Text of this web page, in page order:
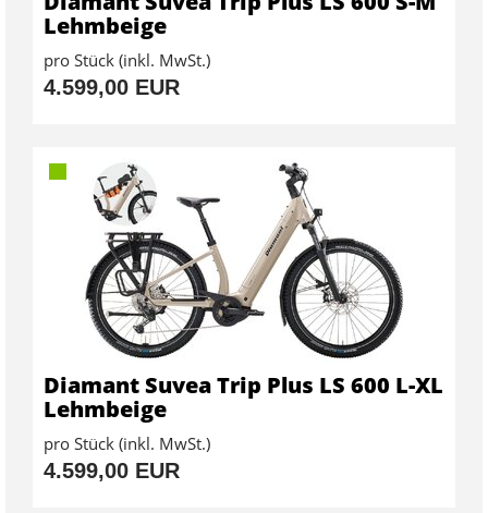
Lehmbeige
pro Stück (inkl. MwSt.)
4.599,00 EUR
Diamant Suvea Trip Plus LS 600 L-XL
Lehmbeige
pro Stück (inkl. MwSt.)
4.599,00 EUR